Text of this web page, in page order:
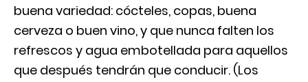
buena variedad: cócteles, copas, buena
cerveza o buen vino, y que nunca falten los
refrescos y agua embotellada para aquellos
que después tendrán que conducir. (Los